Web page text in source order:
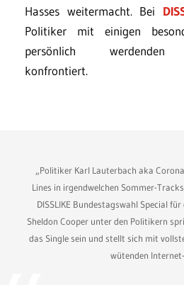
Hasses weitermacht. Bei
Politiker mit einigen
persönlich werdenden
konfrontiert.
„Politiker Karl Lauterbach aka
Lines in irgendwelchen Sommer-
DISSLIKE Bundestagswahl Special
Sheldon Cooper unter den Politikern
das Single sein und stellt sich mit
wütenden